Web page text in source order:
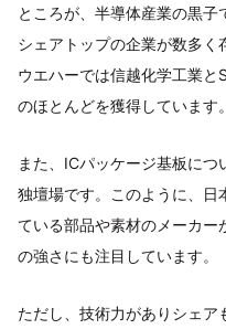
ところが、半導体産業の黒子
シェアトップの企業が数多
ウエハーでは信越化学工業
のほとんどを獲得しています。
また、ICパッケージ基板に
独壇場です。このように、日
ている部品や素材のメーカ
の強さにも注目しています。
ただし、技術力がありシェ